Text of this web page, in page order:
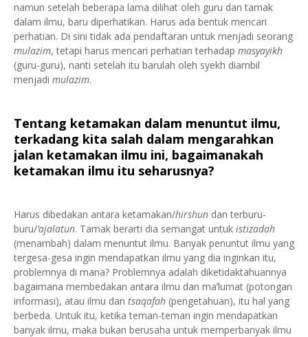
namun setelah beberapa lama dilihat oleh guru dan tamak
dalam ilmu, baru diperhatikan. Harus ada bentuk mencari
perhatian. Di sini tidak ada pendaftaran untuk menjadi seorang
mulazim, tetapi harus mencari perhatian terhadap masyayikh
(guru-guru), nanti setelah itu barulah oleh syekh diambil
menjadi mulazim.
Tentang ketamakan dalam menuntut ilmu,
terkadang kita salah dalam mengarahkan
jalan ketamakan ilmu ini, bagaimanakah
ketamakan ilmu itu seharusnya?
Harus dibedakan antara ketamakan/hirshun dan terburu-
buru/’ajalatun. Tamak berarti dia semangat untuk istizadah
(menambah) dalam menuntut ilmu. Banyak penuntut ilmu yang
tergesa-gesa ingin mendapatkan ilmu yang dia inginkan itu,
problemnya di mana? Problemnya adalah diketidaktahuannya
bagaimana membedakan antara ilmu dan ma’lumat (potongan
informasi), atau ilmu dan tsaqafah (pengetahuan), itu hal yang
berbeda. Untuk itu, ketika teman-teman ingin mendapatkan
banyak ilmu, maka bukan berusaha untuk memperbanyak ilmu